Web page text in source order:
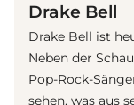
Drake Bell
Drake Bell ist
Neben der
Pop-Rock-
sehen, was aus